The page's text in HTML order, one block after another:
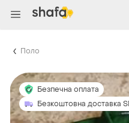
Поло
Безпечна оплата
Безкоштовна доставка